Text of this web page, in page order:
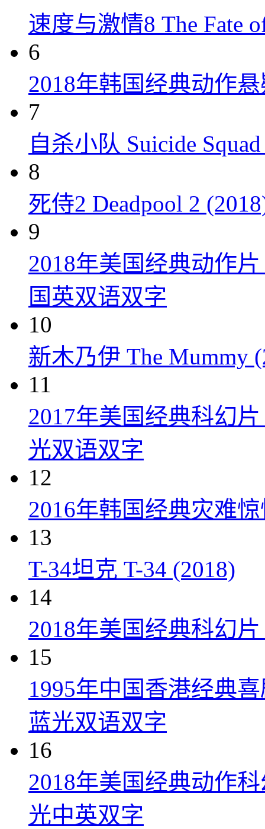
速度与激情8 The Fate
6
2018年韩国经典动作
7
自杀小队 Suicide
8
死侍2 Deadpool 2
9
2018年美国经典动作
国英双语双字
10
新木乃伊 The Mummy
11
2017年美国经典科幻
光双语双字
12
2016年韩国经典灾难
13
T-34坦克 T-34 (2018)
14
2018年美国经典科幻
15
1995年中国香港经典
蓝光双语双字
16
2018年美国经典动作
光中英双字